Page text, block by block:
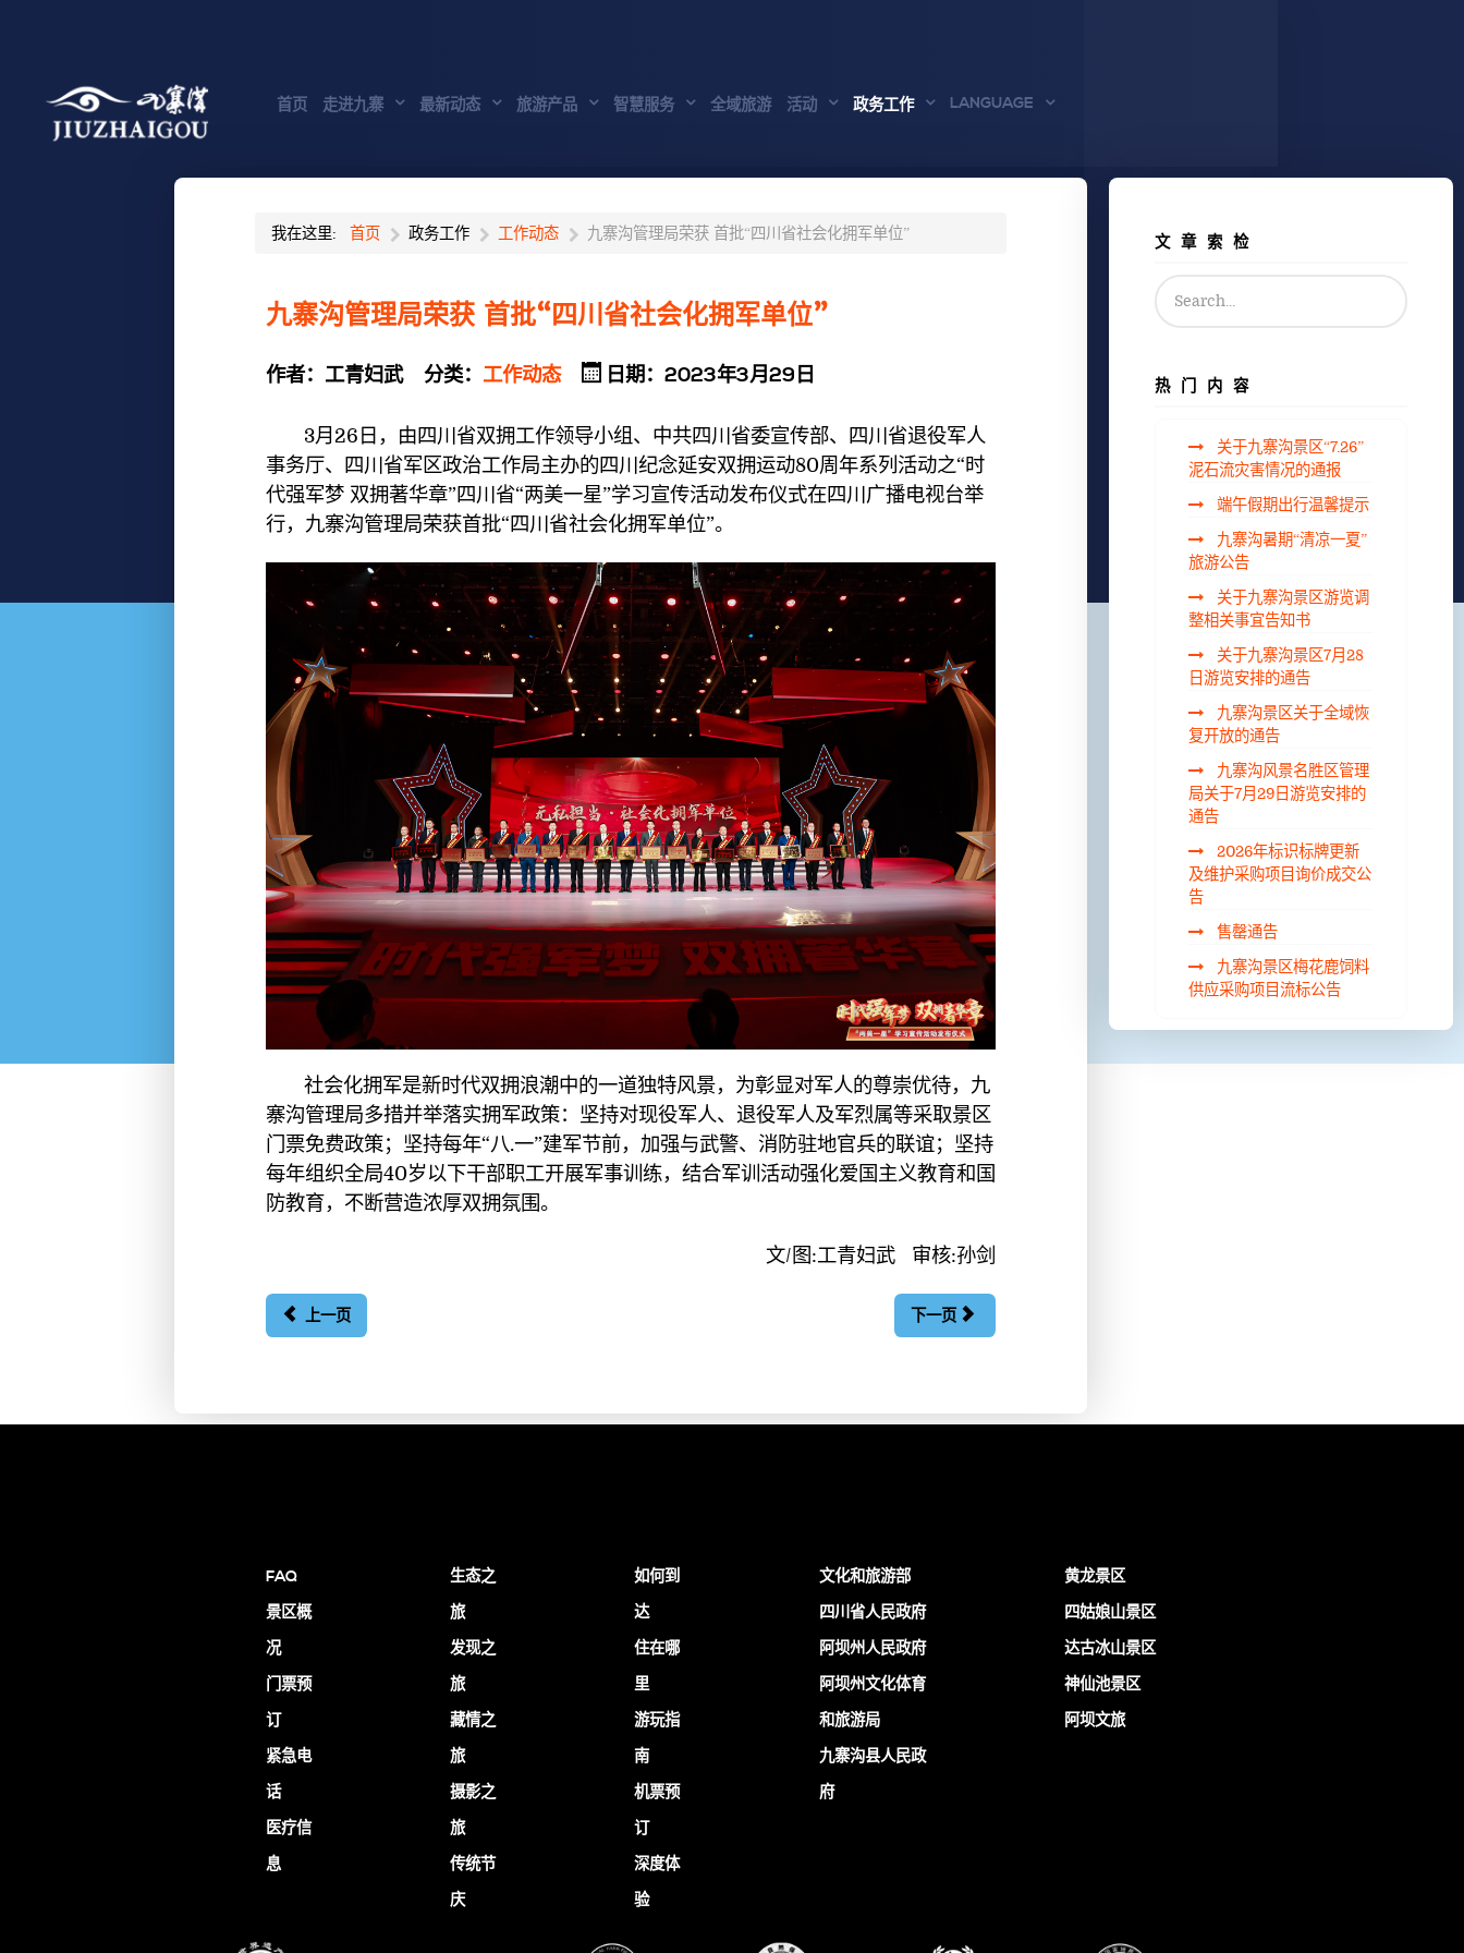
首页 走进九寨 最新动态 旅游产品 智慧服务 全域旅游 活动 政务工作 LANGUAGE
我在这里: 首页 政务工作 工作动态 九寨沟管理局荣获 首批“四川省社会化拥军单位”
九寨沟管理局荣获 首批“四川省社会化拥军单位”
作者： 工青妇武 分类： 工作动态 日期：2023年3月29日
3月26日，由四川省双拥工作领导小组、中共四川省委宣传部、四川省退役军人
事务厅、四川省军区政治工作局主办的四川纪念延安双拥运动80周年系列活动之“时
代强军梦 双拥著华章”四川省“两美一星”学习宣传活动发布仪式在四川广播电视台举
行，九寨沟管理局荣获首批“四川省社会化拥军单位”。
社会化拥军是新时代双拥浪潮中的一道独特风景，为彰显对军人的尊崇优待，九
寨沟管理局多措并举落实拥军政策：坚持对现役军人、退役军人及军烈属等采取景区
门票免费政策；坚持每年“八.一”建军节前，加强与武警、消防驻地官兵的联谊；坚持
每年组织全局40岁以下干部职工开展军事训练，结合军训活动强化爱国主义教育和国
防教育，不断营造浓厚双拥氛围。
文/图:工青妇武 审核:孙剑
上一页 下一页
文章索检
热门内容
关于九寨沟景区“7.26”
泥石流灾害情况的通报
端午假期出行温馨提示
九寨沟暑期“清凉一夏”
旅游公告
关于九寨沟景区游览调
整相关事宜告知书
关于九寨沟景区7月28
日游览安排的通告
九寨沟景区关于全域恢
复开放的通告
九寨沟风景名胜区管理
局关于7月29日游览安排的
通告
2026年标识标牌更新
及维护采购项目询价成交公
告
售罄通告
九寨沟景区梅花鹿饲料
供应采购项目流标公告
FAQ
景区概
况
门票预
订
紧急电
话
医疗信
息
生态之
旅
发现之
旅
藏情之
旅
摄影之
旅
传统节
庆
如何到
达
住在哪
里
游玩指
南
机票预
订
深度体
验
文化和旅游部
四川省人民政府
阿坝州人民政府
阿坝州文化体育
和旅游局
九寨沟县人民政
府
黄龙景区
四姑娘山景区
达古冰山景区
神仙池景区
阿坝文旅